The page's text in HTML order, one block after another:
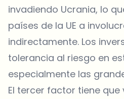
invadiendo Ucrania, lo
países de la UE a
indirectamente. Los
tolerancia al riesgo en
especialmente las
El tercer factor tiene